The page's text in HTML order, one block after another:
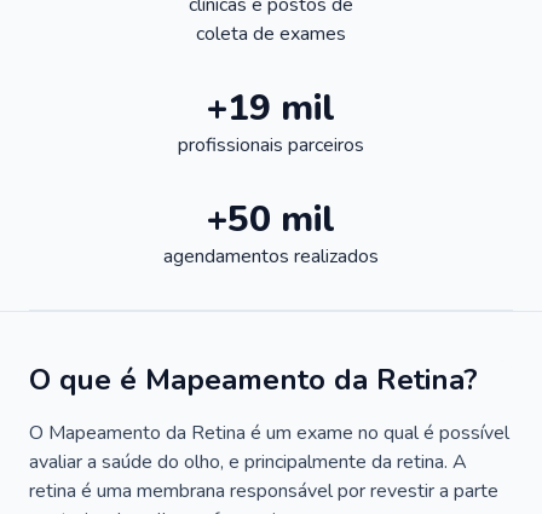
coleta de exames
+19 mil
profissionais parceiros
+50 mil
agendamentos realizados
O que é Mapeamento da Retina?
O Mapeamento da Retina é um exame no qual é possível
avaliar a saúde do olho, e principalmente da retina. A
retina é uma membrana responsável por revestir a parte